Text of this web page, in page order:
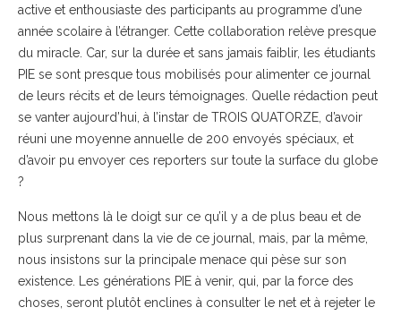
active et enthousiaste des participants au programme d’une
année scolaire à l’étranger. Cette collaboration relève presque
du miracle. Car, sur la durée et sans jamais faiblir, les étudiants
PIE se sont presque tous mobilisés pour alimenter ce journal
de leurs récits et de leurs témoignages. Quelle rédaction peut
se vanter aujourd’hui, à l’instar de TROIS QUATORZE, d’avoir
réuni une moyenne annuelle de 200 envoyés spéciaux, et
d’avoir pu envoyer ces reporters sur toute la surface du globe
?
Nous mettons là le doigt sur ce qu’il y a de plus beau et de
plus surprenant dans la vie de ce journal, mais, par la même,
nous insistons sur la principale menace qui pèse sur son
existence. Les générations PIE à venir, qui, par la force des
choses, seront plutôt enclines à consulter le net et à rejeter le